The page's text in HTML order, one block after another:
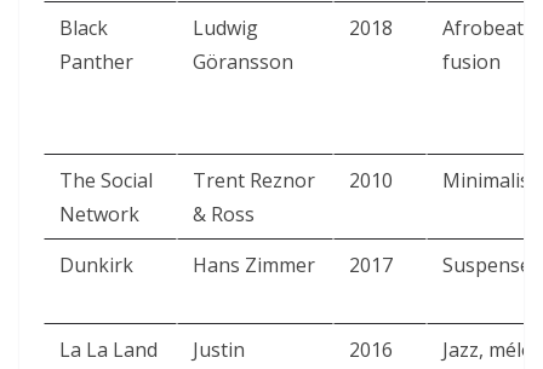
Black
Panther
Ludwig
Göransson
2018
Afrobeat,
fusion
The Social
Network
Trent Reznor
& Ross
2010
Dunkirk Hans Zimmer 2017 Suspense
La La Land
Justin
2016 Jazz,